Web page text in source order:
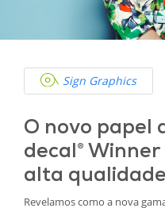
Sign Graphics
O novo papel
decal®
alta qualidade
Revelamos como a nova